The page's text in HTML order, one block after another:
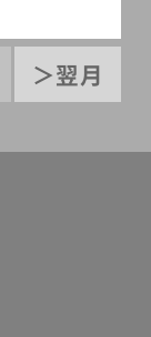
＞翌月